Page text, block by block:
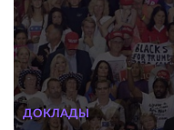
ДОКЛАДЫ